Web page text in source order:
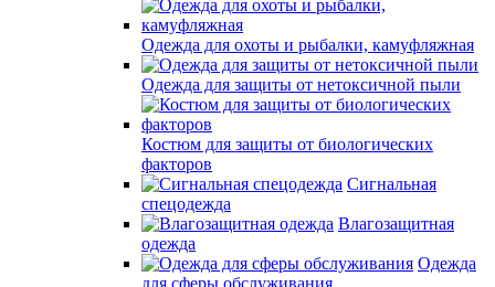
Одежда для охоты и рыбалки, камуфляжная
Одежда для защиты от нетоксичной пыли
Костюм для защиты от биологических
факторов
Сигнальная
спецодежда
Влагозащитная
одежда
Одежда
для сферы обслуживания